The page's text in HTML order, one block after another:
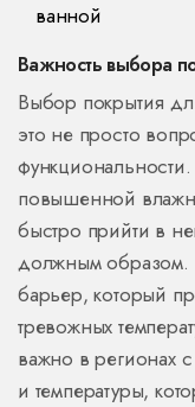
ванной
Важность выбора
Выбор покрытия
это не просто
повышенной
быстро прийти в
должным образом.
барьер, который
тревожных
важно в регионах
и температуры,